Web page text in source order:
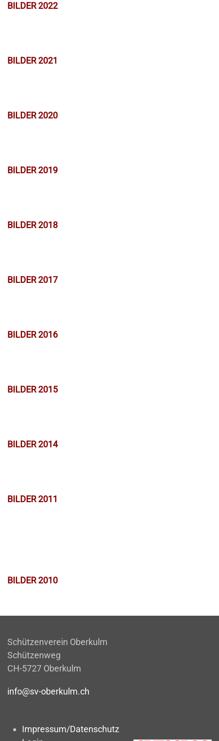
BILDER 2022
BILDER 2021
BILDER 2020
BILDER 2019
BILDER 2018
BILDER 2017
BILDER 2016
BILDER 2015
BILDER 2014
BILDER 2011
BILDER 2010
Schützenverein Oberkulm
Schützenweg
CH-5727 Oberkulm
info@sv-oberkulm.ch
Impressum/Datenschutz